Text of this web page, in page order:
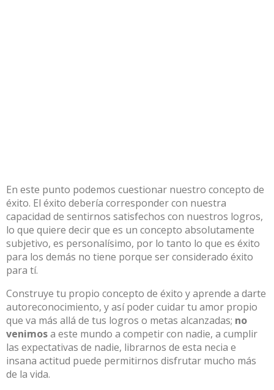
En este punto podemos cuestionar nuestro concepto de
éxito. El éxito debería corresponder con nuestra
capacidad de sentirnos satisfechos con nuestros logros,
lo que quiere decir que es un concepto absolutamente
subjetivo, es personalísimo, por lo tanto lo que es éxito
para los demás no tiene porque ser considerado éxito
para tí.
Construye tu propio concepto de éxito y aprende a darte
autoreconocimiento, y así poder cuidar tu amor propio
que va más allá de tus logros o metas alcanzadas; no
venimosa este mundo a competir con nadie, a cumplir
las expectativas de nadie, librarnos de esta necia e
insana actitud puede permitirnos disfrutar mucho más
de la vida.